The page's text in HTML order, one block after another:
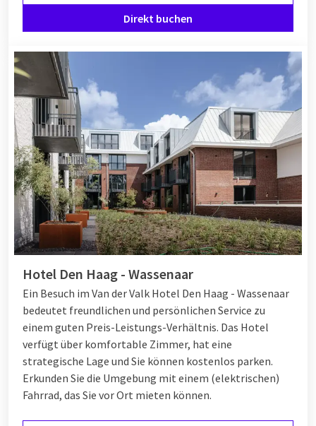
Direkt buchen
Hotel Den Haag - Wassenaar
Ein Besuch im Van der Valk Hotel Den Haag - Wassenaar
bedeutet freundlichen und persönlichen Service zu
einem guten Preis-Leistungs-Verhältnis. Das Hotel
verfügt über komfortable Zimmer, hat eine
strategische Lage und Sie können kostenlos parken.
Erkunden Sie die Umgebung mit einem (elektrischen)
Fahrrad, das Sie vor Ort mieten können.